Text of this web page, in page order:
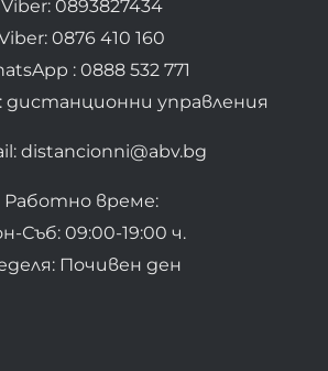
Viber: 0893827434
0876 410 160
: 0888 532 771
: дистанционни управления
distancionni@abv.bg
Работно време:
Съб: 09:00-19:00 ч.
Почивен ден